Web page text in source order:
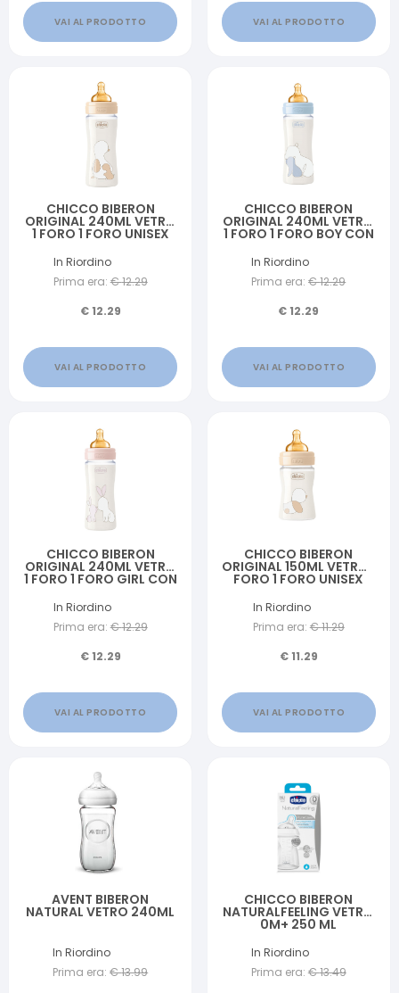
VAI AL PRODOTTO VAI AL PRODOTTO
CHICCO BIBERON
ORIGINAL 240ML VETRO
1 FORO 1 FORO UNISEX
CAUCCIU'
In Riordino
Prima era: €12.29
€12.29
VAI AL PRODOTTO
CHICCO BIBERON
ORIGINAL 240ML VETRO
1 FORO 1 FORO BOY CON
CAUCCIU'
In Riordino
Prima era: €12.29
€12.29
VAI AL PRODOTTO
CHICCO BIBERON
ORIGINAL 240ML VETRO
1 FORO 1 FORO GIRL CON
CAUCCIU'
In Riordino
Prima era: €12.29
€12.29
VAI AL PRODOTTO
CHICCO BIBERON
ORIGINAL 150ML VETRO 1
FORO 1 FORO UNISEX
CAUCCIU'
In Riordino
Prima era: €11.29
€11.29
VAI AL PRODOTTO
AVENT BIBERON
NATURAL VETRO 240ML
In Riordino
Prima era: €13.99
CHICCO BIBERON
NATURALFEELING VETRO
0M+ 250 ML
In Riordino
Prima era: €13.49